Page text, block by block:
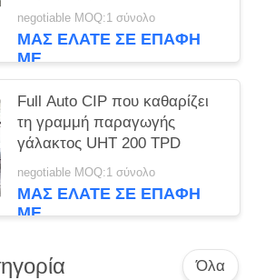
BPH
negotiable MOQ:1 σύνολο
ΜΑΣ ΕΛΆΤΕ ΣΕ ΕΠΑΦΉ
ΜΕ
Full Auto CIP που καθαρίζει
τη γραμμή παραγωγής
γάλακτος UHT 200 TPD
negotiable MOQ:1 σύνολο
ΜΑΣ ΕΛΆΤΕ ΣΕ ΕΠΑΦΉ
ΜΕ
Όλα